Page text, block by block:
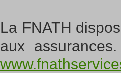
La FNATH
aux